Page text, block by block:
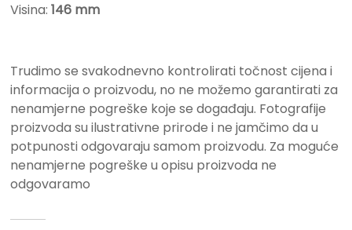
Visina:146 mm
Trudimo se svakodnevno kontrolirati točnost cijena i
informacija o proizvodu, no ne možemo garantirati za
nenamjerne pogreške koje se događaju. Fotografije
proizvoda su ilustrativne prirode i ne jamčimo da u
potpunosti odgovaraju samom proizvodu. Za moguće
nenamjerne pogreške u opisu proizvoda ne
odgovaramo